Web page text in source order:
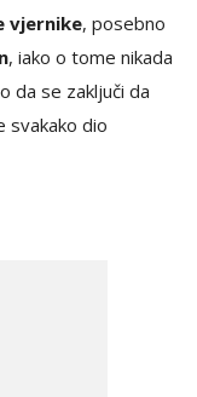
vjernike, posebno
, iako o tome nikada
da se zaključi da
svakako dio